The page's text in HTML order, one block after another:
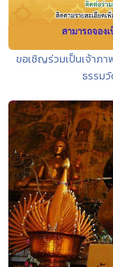
ขอเชิญร่วมเป็นเจ้าภ
ธรรม